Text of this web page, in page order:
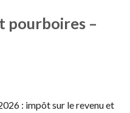
pourboires –
: impôt sur le revenu et